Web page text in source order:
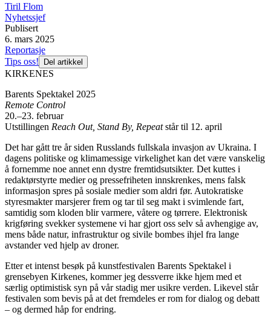
Tiril Flom
Nyhetssjef
Publisert
6. mars 2025
Reportasje
Tips oss!
Del artikkel
KIRKENES
Barents Spektakel 2025
Remote Control
20.–23. februar
Utstillingen Reach Out, Stand By, Repeatstår til 12. april
Det har gått tre år siden Russlands fullskala invasjon av Ukraina. I
dagens politiske og klimamessige virkelighet kan det være vanskelig
å fornemme noe annet enn dystre fremtidsutsikter. Det kuttes i
redaktørstyrte medier og pressefriheten innskrenkes, mens falsk
informasjon spres på sosiale medier som aldri før. Autokratiske
styresmakter marsjerer frem og tar til seg makt i svimlende fart,
samtidig som kloden blir varmere, våtere og tørrere. Elektronisk
krigføring svekker systemene vi har gjort oss selv så avhengige av,
mens både natur, infrastruktur og sivile bombes ihjel fra lange
avstander ved hjelp av droner.
Etter et intenst besøk på kunstfestivalen Barents Spektakel i
grensebyen Kirkenes, kommer jeg dessverre ikke hjem med et
særlig optimistisk syn på vår stadig mer usikre verden. Likevel står
festivalen som bevis på at det fremdeles er rom for dialog og debatt
– og dermed håp for endring.